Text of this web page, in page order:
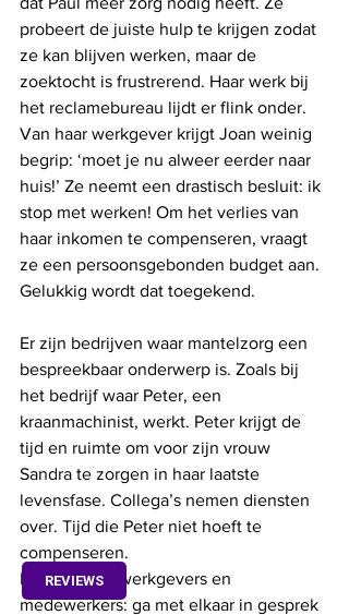
probeert de juiste hulp te krijgen zodat
ze kan blijven werken, maar de
zoektocht is frustrerend. Haar werk bij
het reclamebureau lijdt er flink onder.
Van haar werkgever krijgt Joan weinig
begrip: ‘moet je nu alweer eerder naar
huis!’ Ze neemt een drastisch besluit: ik
stop met werken! Om het verlies van
haar inkomen te compenseren, vraagt
ze een persoonsgebonden budget aan.
Gelukkig wordt dat toegekend.
Er zijn bedrijven waar mantelzorg een
bespreekbaar onderwerp is. Zoals bij
het bedrijf waar Peter, een
kraanmachinist, werkt. Peter krijgt de
tijd en ruimte om voor zijn vrouw
Sandra te zorgen in haar laatste
levensfase. Collega’s nemen diensten
over. Tijd die Peter niet hoeft te
compenseren.
Mijn tip voor werkgevers en
medewerkers: ga met elkaar in gesprek
REVIEWS